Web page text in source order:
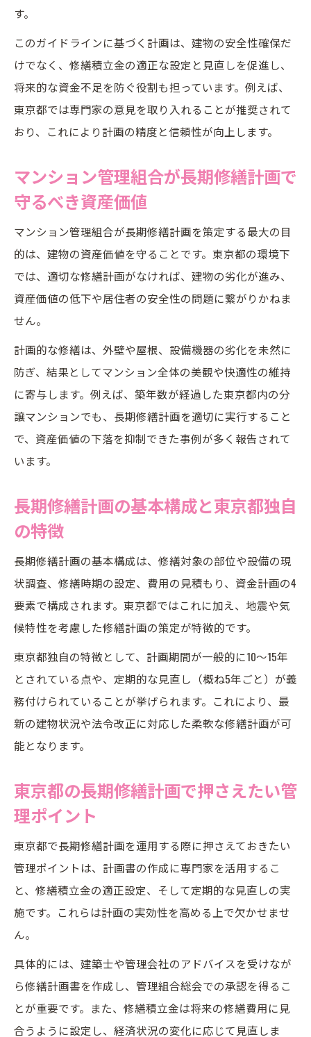
務事項
見直し時期を確保する長期修繕計画の進め方
長期修繕計画の見直し時期の適切な設定方
法
東京都の推奨する長期修繕計画見直しサイ
大規模修繕と連動した長期修繕計画の見直
し手法
長期修繕計画の管理で重要な見直しポイン
ト
修繕積立金見直しと長期修繕計画の連携方
法
長期修繕計画作成費用の相場と内訳を解説
長期修繕計画の計画期間設定で押さえるべ
き点
費用と期間を最適化する長期修繕計画の工
夫
長期修繕計画期間の選定基準と東京都の傾
向
管理組合が直面する長期修繕計画の課題と対応
策
長期修繕計画で管理組合が抱える主な課題
を整理
合意形成を促す長期修繕計画の説明ポイン
ト
長期修繕計画上のトラブルと実践的な解決
策
専門家活用による長期修繕計画の対応事例
す。
このガイドラインに基づく計画は、建物の安全性確保だ
けでなく、修繕積立金の適正な設定と見直しを促進し、
将来的な資金不足を防ぐ役割も担っています。例えば、
東京都では専門家の意見を取り入れることが推奨されて
おり、これにより計画の精度と信頼性が向上します。
マンション管理組合が長期修繕計画で
守るべき資産価値
マンション管理組合が長期修繕計画を策定する最大の目
的は、建物の資産価値を守ることです。東京都の環境下
では、適切な修繕計画がなければ、建物の劣化が進み、
資産価値の低下や居住者の安全性の問題に繋がりかねま
せん。
計画的な修繕は、外壁や屋根、設備機器の劣化を未然に
防ぎ、結果としてマンション全体の美観や快適性の維持
に寄与します。例えば、築年数が経過した東京都内の分
譲マンションでも、長期修繕計画を適切に実行すること
で、資産価値の下落を抑制できた事例が多く報告されて
います。
長期修繕計画の基本構成と東京都独自
の特徴
長期修繕計画の基本構成は、修繕対象の部位や設備の現
状調査、修繕時期の設定、費用の見積もり、資金計画の4
要素で構成されます。東京都ではこれに加え、地震や気
候特性を考慮した修繕計画の策定が特徴的です。
東京都独自の特徴として、計画期間が一般的に10～15年
とされている点や、定期的な見直し（概ね5年ごと）が義
務付けられていることが挙げられます。これにより、最
新の建物状況や法令改正に対応した柔軟な修繕計画が可
能となります。
東京都の長期修繕計画で押さえたい管
理ポイント
東京都で長期修繕計画を運用する際に押さえておきたい
管理ポイントは、計画書の作成に専門家を活用するこ
と、修繕積立金の適正設定、そして定期的な見直しの実
施です。これらは計画の実効性を高める上で欠かせませ
ん。
具体的には、建築士や管理会社のアドバイスを受けなが
ら修繕計画書を作成し、管理組合総会での承認を得るこ
とが重要です。また、修繕積立金は将来の修繕費用に見
合うように設定し、経済状況の変化に応じて見直しま